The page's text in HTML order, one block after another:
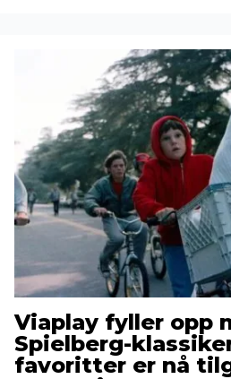
Viaplay fyller opp
Spielberg-
favoritter er nå